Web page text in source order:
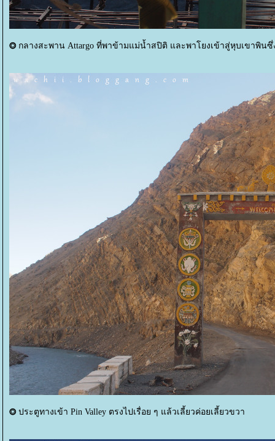
⭗ กลางสะพาน Attargo ที่พาข้ามแม่น้ำสปิติ และพาโยงเข้าสู่หุบเขาพิน
⭗ ประตูทางเข้า Pin Valley ตรงไปเรื่อย ๆ แล้วเลี้ยวค่อยเลี้ยวขวา